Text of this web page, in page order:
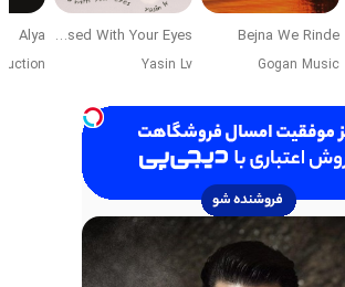
Bejna We Rinde
Gogan Music
Obsessed With Your Eyes
Yasin Lv
Alya